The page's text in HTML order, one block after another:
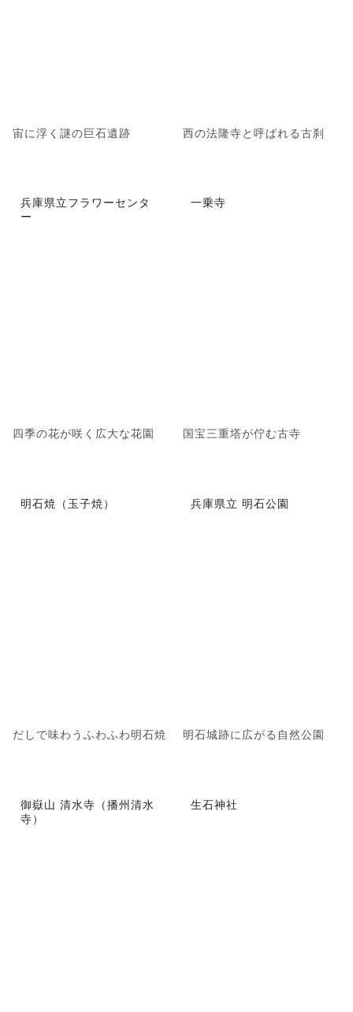
宙に浮く謎の巨石遺跡 西の法隆寺と呼ばれる古刹
兵庫県立フラワーセンタ
ー
四季の花が咲く広大な花園
一乗寺
国宝三重塔が佇む古寺
明石焼（玉子焼）
だしで味わうふわふわ明石焼
兵庫県立 明石公園
明石城跡に広がる自然公園
御嶽山 清水寺（播州清水
寺）
生石神社